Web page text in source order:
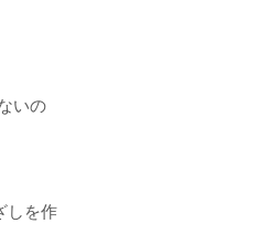
いの
しを作